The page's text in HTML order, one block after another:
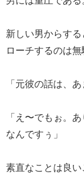
新しい男からす
ローチするのは
「元彼の話は、
「え〜でもぉ。
なんですぅ」
素直なことは良い